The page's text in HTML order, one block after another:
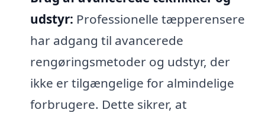
udstyr: Professionelle tæpperensere
har adgang til avancerede
rengøringsmetoder og udstyr, der
ikke er tilgængelige for almindelige
forbrugere. Dette sikrer, at